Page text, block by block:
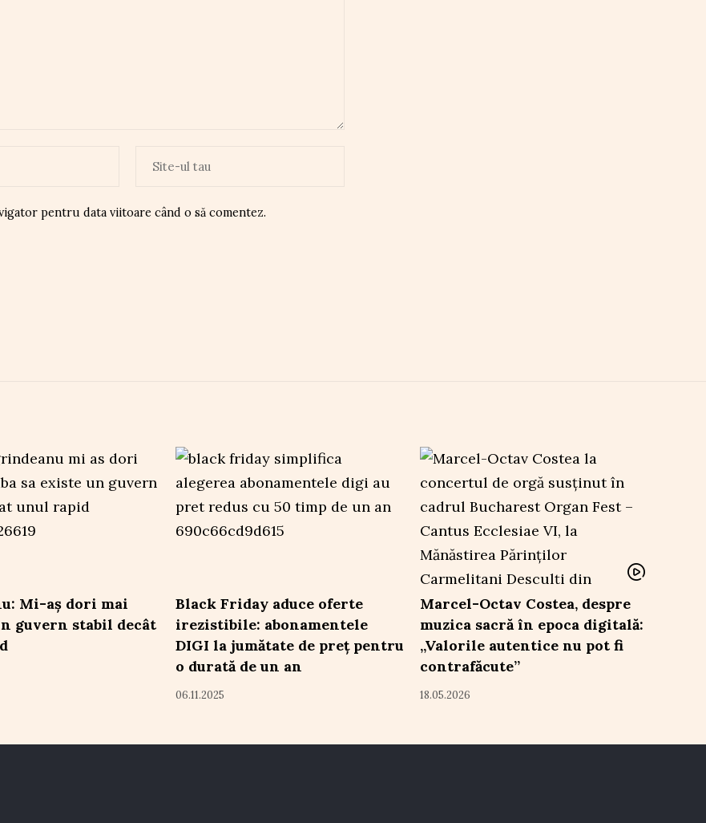
pentru data viitoare când o să comentez.
Mi-aș dori mai
guvern stabil decât
Black Friday aduce oferte
irezistibile: abonamentele
DIGI la jumătate de preț pentru
o durată de un an
06.11.2025
Marcel-Octav Costea, despre
muzica sacră în epoca digitală:
„Valorile autentice nu pot fi
contrafăcute”
18.05.2026